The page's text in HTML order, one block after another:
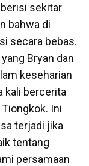
sekitar
bahwa di
secara bebas.
Bryan dan
keseharian
kali bercerita
Ini
terjadi jika
tentang
persamaan